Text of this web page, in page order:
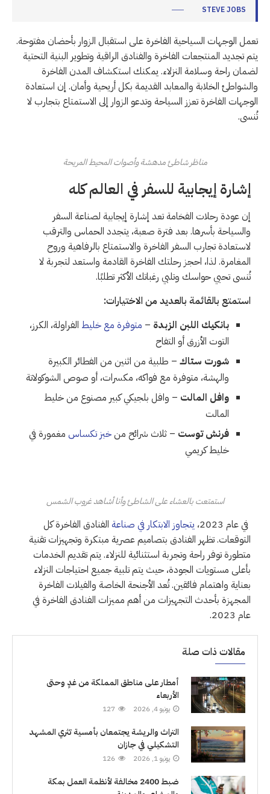
STEVE JOBS
تعمل الوجهات السياحية الفاخرة على استقبال الزوار بأحضان مفتوحة.
يتم تجديد المنتجعات الفاخرة والفنادق الراقية وتطوير البنية التحتية
لضمان راحة وسلامة النزلاء. يمكنك استكشاف المدن الفاخرة
والشواطئ الخلابة والمعابد القديمة بكل أريحية وأمان. إن استعادة
الوجهات الفاخرة تعزز السياحة وتدعو الزوار إلى الاستمتاع بتجارب لا
تُنسى.
مناظر شاطئ مدهشة وأصوات المحيط المريحة
إشارة إيجابية للسفر في العالم كله
إن عودة رحلات الفخامة تعد إشارة إيجابية لصناعة السفر
والسياحة بأسرها. بعد فترة صعبة، يتجدد الحماس والترقب
لاستعادة تجارب السفر الفاخرة والاستمتاع بالرفاهية وروح
المغامرة. لذا، احجز رحلتك الفاخرة القادمة واستعد لتجربة لا
تُنسى تحيي حواسك وتلبي رغباتك الأكثر تطلبًا.
استمتع بالقائمة بالعديد من الاختيارات:
بانكيك اللبن الزبدة – متوفرة مع خليط الفراولة، الكرز،
التوت الأزرق أو التفاح
شورت ستاك – طلبية من اثنين من الفطائر الكبيرة
والهشة، متوفرة مع فواكه، مكسرات، أو صوص الشوكولاتة
وافل المالت – وافل بلجيكي كبير مصنوع من خليط
المالت
فرنش توست – ثلاث شرائح منخبز تكساس مغمورة في
خليط كريمي
استمتعت بالعشاء على الشاطئ وأنا أشاهد غروب الشمس
في عام 2023، يتجاوز الابتكار في صناعة الفنادق الفاخرة كل
التوقعات. تظهر الفنادق بتصاميم عصرية مبتكرة وتجهيزات تقنية
متطورة توفر راحة وتجربة استثنائية للنزلاء. يتم تقديم الخدمات
بأعلى مستويات الجودة، حيث يتم تلبية جميع احتياجات النزلاء
بعناية واهتمام فائقين. تُعد الأجنحة الخاصة والفيلات الفاخرة
المجهزة بأحدث التجهيزات من أهم مميزات الفنادق الفاخرة في
عام 2023.
مقالات ذات صلة
أمطار على مناطق المملكة من غدٍ وحتى
الأربعاء
يونيو 4, 2026 127
التراث والريشة يجتمعان بأمسية تثري المشهد
التشكيلي في جازان
يونيو 1, 2026 126
ضبط 2400 مخالفة لأنظمة العمل بمكة